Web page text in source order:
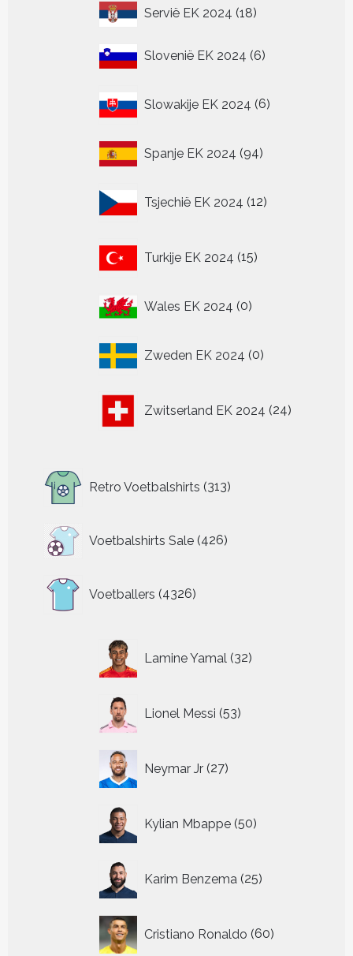
Servië EK 2024 1818
Slovenië EK 2024 66
Slowakije EK 2024 6
producten
Spanje EK 2024 9494
Tsjechië EK 2024 12
producten
Turkije EK 2024 15
producten
Wales EK 2024 00
Zweden EK 2024 0
producten
Zwitserland EK 2024 24
producten
Retro Voetbalshirts 313
producten
Voetbalshirts Sale 426
426
producten
Voetballers 4326
producten
Lamine Yamal 32
producten
Lionel Messi 53
producten
Neymar Jr 27
producten
Kylian Mbappe 50
producten
Karim Benzema 25
producten
Cristiano Ronaldo 60
producten